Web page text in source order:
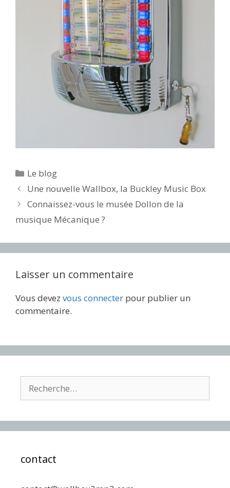
Catégories
Le blog
Navigation
des
Une nouvelle Wallbox, la Buckley Music Box
Connaissez-vous le musée Dollon de la
musique Mécanique ?
Laisser un commentaire
Vous devez vous connecter pour publier un
commentaire.
contact